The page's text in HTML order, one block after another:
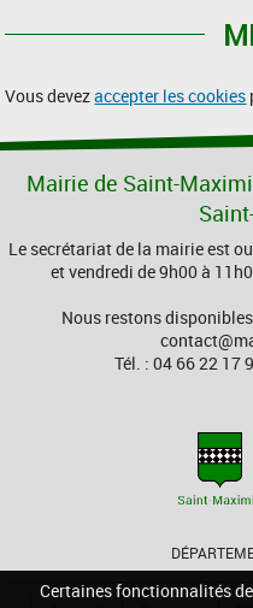
Certaines fonctionnalités
Vous devezaccepter les cookies
Mairie de Saint-
Le secrétariat de la mairie est
et vendredi de 9h00 à
Nous restons
Tél. : 04 66 22 17